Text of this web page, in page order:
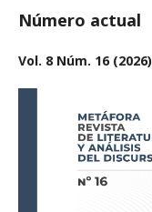
Número actual
Vol. 8 Núm. 16 (2026)